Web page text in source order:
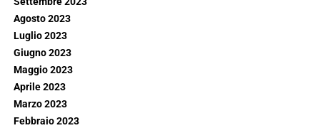
Agosto 2023
Luglio 2023
Giugno 2023
Maggio 2023
Aprile 2023
Marzo 2023
Febbraio 2023